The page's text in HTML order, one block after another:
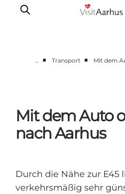
Städte und Regionen
Reiseplanung
Transport
… ■ Transport ■ Mit dem
Mit dem Auto
nach Aarhus
Durch die Nähe zur E45
verkehrsmäßig sehr